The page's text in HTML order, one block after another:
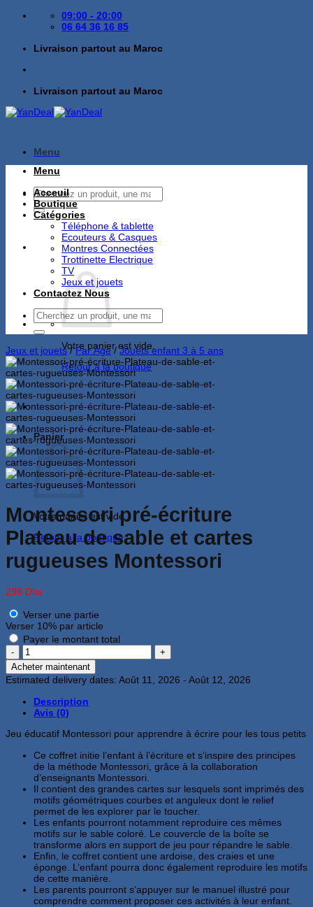
Passer
09:00 - 20:00
06 64 36 16 85
Livraison partout au Maroc
Livraison partout au Maroc
Menu
Recherche
pour :
Votre panier est vide.
Retour à la boutique
Panier
Votre panier est vide.
Retour à la boutique
Menu
Acceuil
Boutique
Catégories
Téléphone & tablette
Ecouteurs & Casques
Montres Connectées
Trottinette Electrique
TV
Jeux et jouets
Contactez Nous
Recherche
pour :
Jeux et jouets / Par Âge / Jouets enfant 3 à 5 ans
Montessori pré-écriture
Plateau de sable et cartes
rugueuses Montessori
299 Dhs
Verser une partie
Verser 10% par article
Payer le montant total
quantité
de
Montessori
pré-
Plateau
de
sable
et
cartes
rugueuses
Montessori
Acheter maintenant
Estimated delivery dates: Août 11, 2026 - Août 12, 2026
Description
Avis (0)
Jeu éducatif Montessori pour apprendre à écrire pour les tous petits
Ce coffret initie l’enfant à l’écriture et s’inspire des principes
de la méthode Montessori, grâce à la collaboration
d’enseignants Montessori.
Il contient des grandes cartes sur lesquels sont imprimés des
motifs géométriques courbes et anguleux dont le relief
permet de les explorer par le toucher.
Les enfants pourront notamment reproduire ces mêmes
motifs sur le sable coloré. Le couvercle de la boîte se
transforme alors en support de jeu pour répandre le sable.
Enfin, le coffret contient une ardoise, des craies et une
éponge. L’enfant pourra donc également reproduire les motifs
de cette manière.
Les parents pourront s’appuyer sur le manuel illustré pour
comprendre comment proposer ces activités à leur enfant.